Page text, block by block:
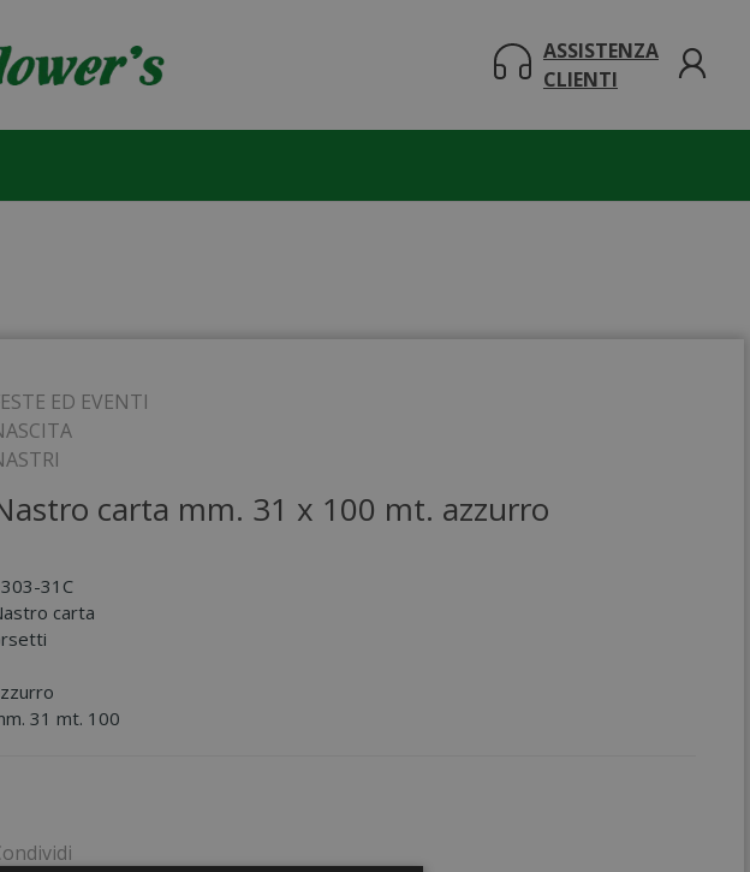
ASSISTENZA
CLIENTI
ED EVENTI
carta mm. 31 x 100 mt. azzurro
31C
carta
31 mt. 100